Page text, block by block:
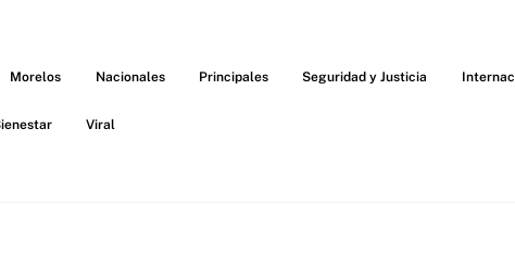
Morelos Nacionales Principales Seguridad y Justicia
Viral